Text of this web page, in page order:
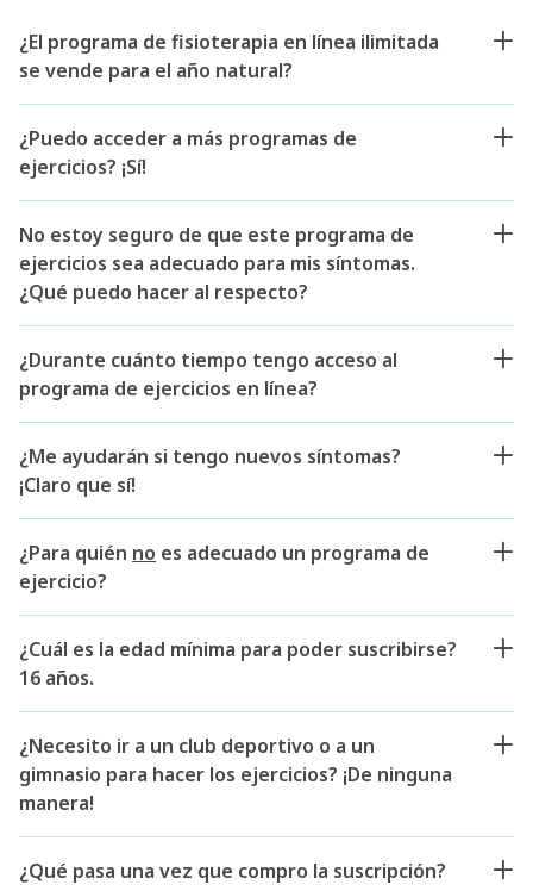
¿El programa de fisioterapia en línea ilimitada
se vende para el año natural?
¿Puedo acceder a más programas de
ejercicios? ¡Sí!
No estoy seguro de que este programa de
ejercicios sea adecuado para mis síntomas.
¿Qué puedo hacer al respecto?
¿Durante cuánto tiempo tengo acceso al
programa de ejercicios en línea?
¿Me ayudarán si tengo nuevos síntomas?
¡Claro que sí!
¿Para quién no es adecuado un programa de
ejercicio?
¿Cuál es la edad mínima para poder suscribirse?
16 años.
¿Necesito ir a un club deportivo o a un
gimnasio para hacer los ejercicios? ¡De ninguna
manera!
¿Qué pasa una vez que compro la suscripción?